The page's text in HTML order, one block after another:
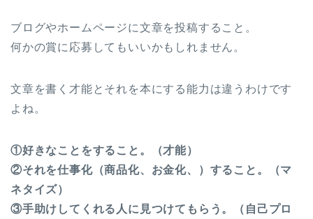
ブログやホームページに文章を投稿すること。
何かの賞に応募してもいいかもしれません。
文章を書く才能とそれを本にする能力は違うわけです
よね。
①好きなことをすること。（才能）
②それを仕事化（商品化、お金化、）すること。（マ
ネタイズ）
③手助けしてくれる人に見つけてもらう。（自己プロ